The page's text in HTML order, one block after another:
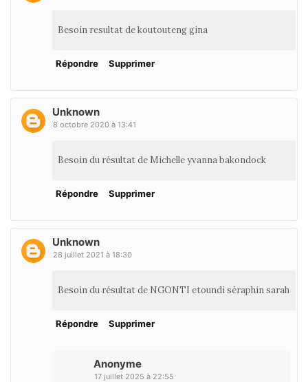
Besoin resultat de koutouteng gina
Répondre Supprimer
Unknown
8 octobre 2020 à 13:41
Besoin du résultat de Michelle yvanna bakondock
Répondre Supprimer
Unknown
28 juillet 2021 à 18:30
Besoin du résultat de NGONTI etoundi séraphin sarah
Répondre Supprimer
Anonyme
17 juillet 2025 à 22:55